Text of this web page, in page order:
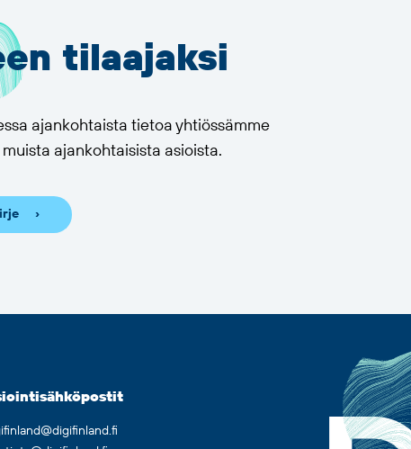
tilaajaksi
ajankohtaista tietoa yhtiössämme
ajankohtaisista asioista.